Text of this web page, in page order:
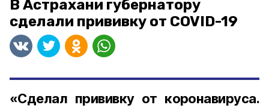
В Астрахани губернатору
сделали прививку от COVID-19
«Сделал прививку от коронавируса.